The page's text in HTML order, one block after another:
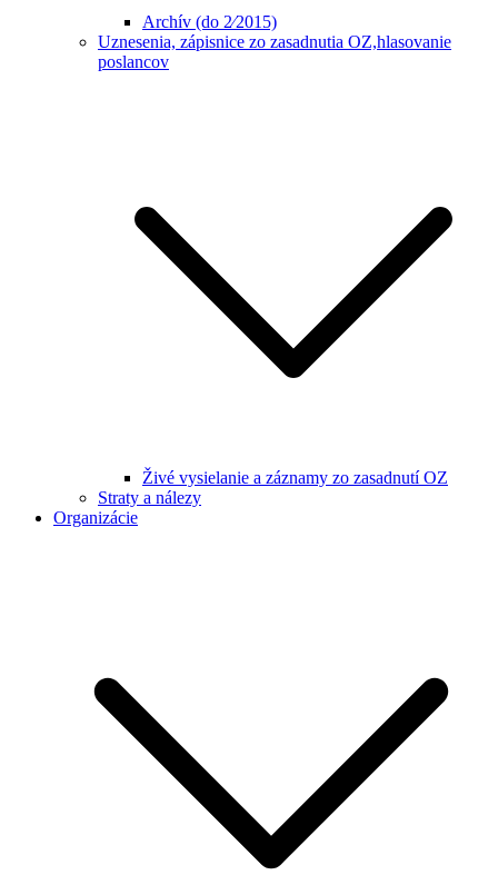
Archív (do 2⁄2015)
Uznesenia, zápisnice zo zasadnutia OZ,hlasovanie
poslancov
Živé vysielanie a záznamy zo zasadnutí OZ
Straty a nálezy
Organizácie